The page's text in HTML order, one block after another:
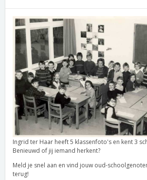
Ingrid ter Haar heeft 5 klassenfoto's en kent 3
Benieuwd of jij iemand herkent?
Meld je snel aan en vind jouw oud-
terug!